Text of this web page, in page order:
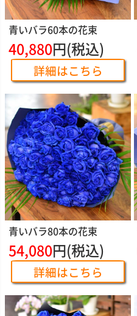
青いバラ60本の花束
40,880円(税込)
詳細はこちら
青いバラ80本の花束
54,080円(税込)
詳細はこちら